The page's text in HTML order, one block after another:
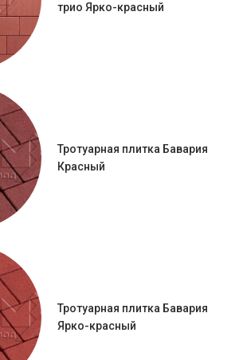
трио Ярко-красный
Тротуарная плитка Бавария
Красный
Тротуарная плитка Бавария
Ярко-красный